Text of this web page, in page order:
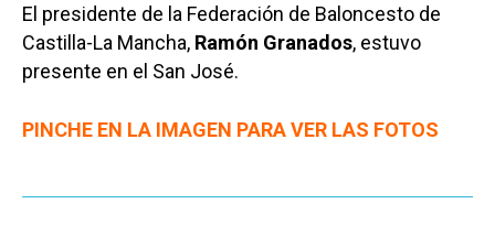
El presidente de la Federación de Baloncesto de
Castilla-La Mancha, Ramón Granados, estuvo
presente en el San José.
PINCHE EN LA IMAGEN PARA VER LAS FOTOS